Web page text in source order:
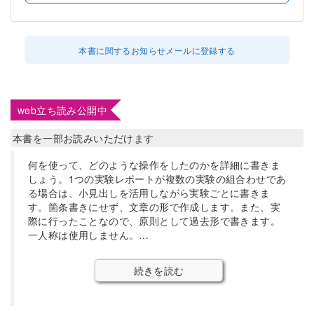
本書に関するお知らせメールに登録する
web立ち読み公開中
本書を一部お読みいただけます
何を使って、どのような操作をしたのかを詳細に書きま
しょう。1つの実験レポートが複数の実験の組合わせであ
る場合は、小見出しを活用しながら実験ごとに書きま
す。箇条書きにせず、文章の形で作成します。また、実
際に行ったことなので、原則として過去形で書きます。
一人称は使用しません。…
続きを読む